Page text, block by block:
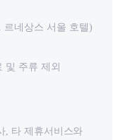
르네상스 서울 호텔)
및 주류 제외
, 타 제휴서비스와